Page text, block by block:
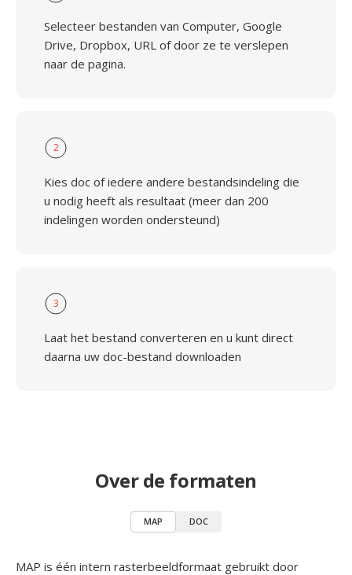
Selecteer bestanden van Computer, Google
Drive, Dropbox, URL of door ze te verslepen
naar de pagina.
2
Kies doc of iedere andere bestandsindeling die
u nodig heeft als resultaat (meer dan 200
indelingen worden ondersteund)
3
Laat het bestand converteren en u kunt direct
daarna uw doc-bestand downloaden
Over de formaten
MAP DOC
MAP is één intern rasterbeeldformaat gebruikt door